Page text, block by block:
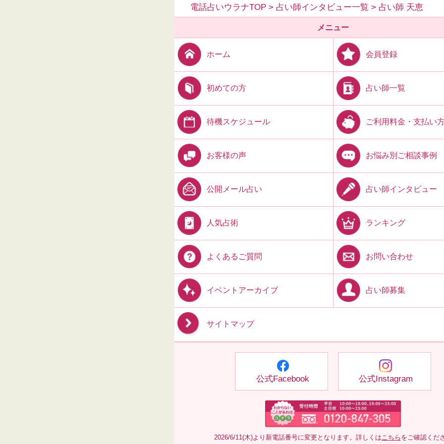
電話占いウラナTOP > 占い師インタビュー一覧 > 占い師 天恵
メニュー
ホーム 会員登録
初めての方 占い師一覧
待機スケジュール ご利用料金・支払い
お客様の声 お悩み別ご相談事例
公開メール占い 占い師インタビュー
人気占術 ランキング
よくあるご質問 お問い合わせ
イベントアーカイブ 占い師募集
サイトマップ
公式Facebook 公式Instagram
2026/6/11(木)より新電話番号に変更となります。詳しくはこちら をご確認くだ